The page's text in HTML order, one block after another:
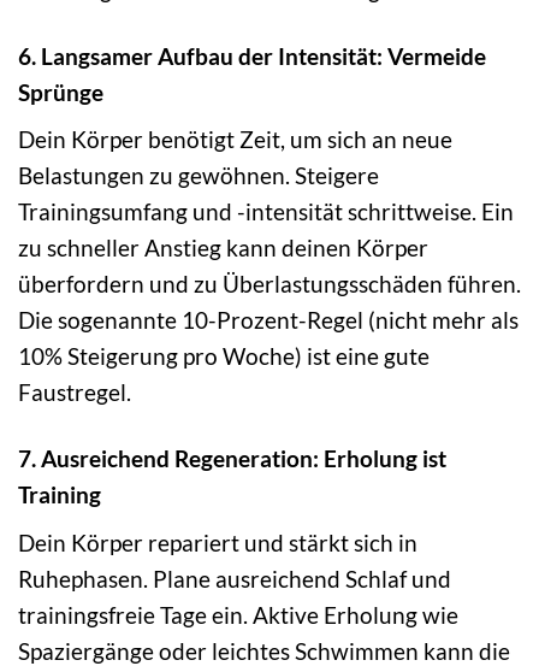
6. Langsamer Aufbau der Intensität: Vermeide
Sprünge
Dein Körper benötigt Zeit, um sich an neue
Belastungen zu gewöhnen. Steigere
Trainingsumfang und -intensität schrittweise. Ein
zu schneller Anstieg kann deinen Körper
überfordern und zu Überlastungsschäden führen.
Die sogenannte 10-Prozent-Regel (nicht mehr als
10% Steigerung pro Woche) ist eine gute
Faustregel.
7. Ausreichend Regeneration: Erholung ist
Training
Dein Körper repariert und stärkt sich in
Ruhephasen. Plane ausreichend Schlaf und
trainingsfreie Tage ein. Aktive Erholung wie
Spaziergänge oder leichtes Schwimmen kann die